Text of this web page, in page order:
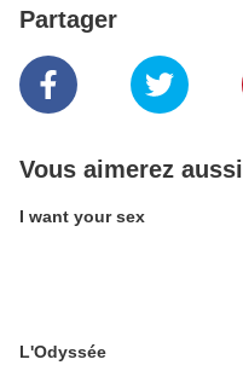
Partager
Vous aimerez aussi
I want your sex
L'Odyssée